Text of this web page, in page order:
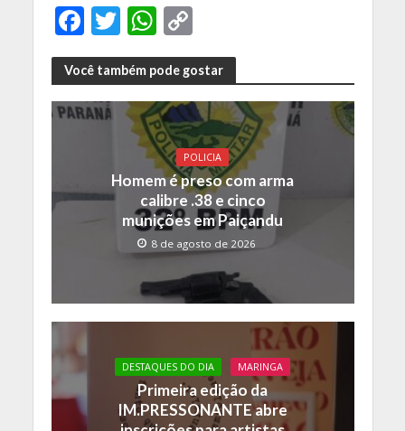
F
ac
e
b
k
T
w
itt
er
W
h
at
s
A
p
p
C
o
p
y
Li
n
k
Você também pode gostar
POLICIA
Homem é preso com arma
calibre .38 e cinco
munições em Paiçandu
8 de agosto de 2026
DESTAQUES DO DIA MARINGA
Primeira edição da
IM.PRESSONANTE abre